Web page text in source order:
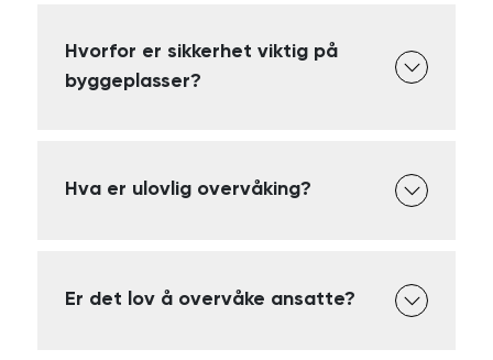
Hvorfor er sikkerhet viktig på
byggeplasser?
Hva er ulovlig overvåking?
Er det lov å overvåke ansatte?